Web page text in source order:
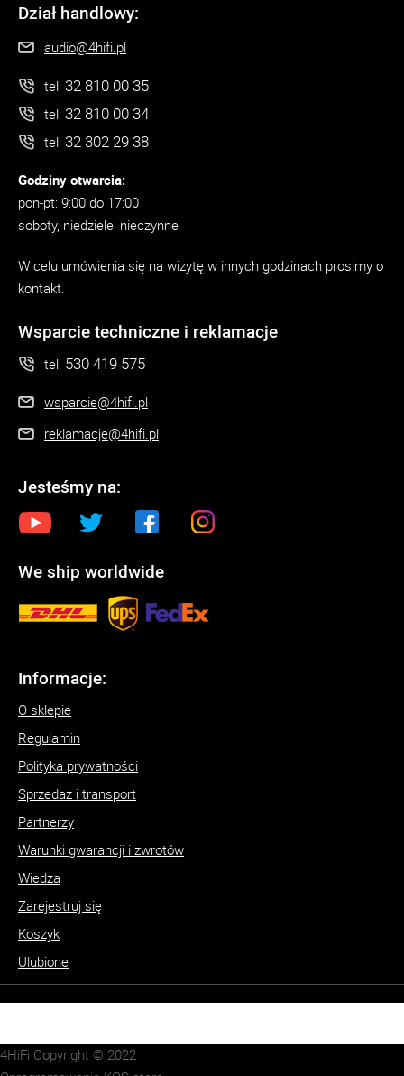
Dział handlowy:
audio@4hifi.pl
tel: 32 810 00 35
tel: 32 810 00 34
tel: 32 302 29 38
Godziny otwarcia:
pon-pt: 9:00 do 17:00
soboty, niedziele: nieczynne
W celu umówienia się na wizytę w innych godzinach prosimy o
kontakt.
Wsparcie techniczne i reklamacje
tel: 530 419 575
wsparcie@4hifi.pl
reklamacje@4hifi.pl
Jesteśmy na:
We ship worldwide
Informacje:
O sklepie
Regulamin
Polityka prywatności
Sprzedaż i transport
Partnerzy
Warunki gwarancji i zwrotów
Wiedza
Zarejestruj się
Koszyk
Ulubione
4HiFi Copyright © 2022